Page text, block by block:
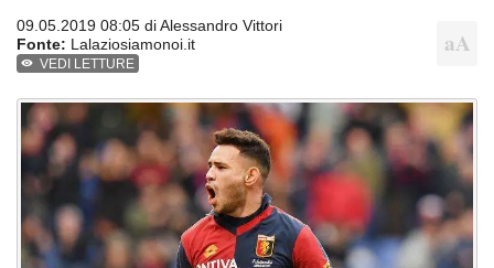
09.05.2019 08:05 diAlessandro Vittori
Fonte: Lalaziosiamonoi.it
VEDI LETTURE